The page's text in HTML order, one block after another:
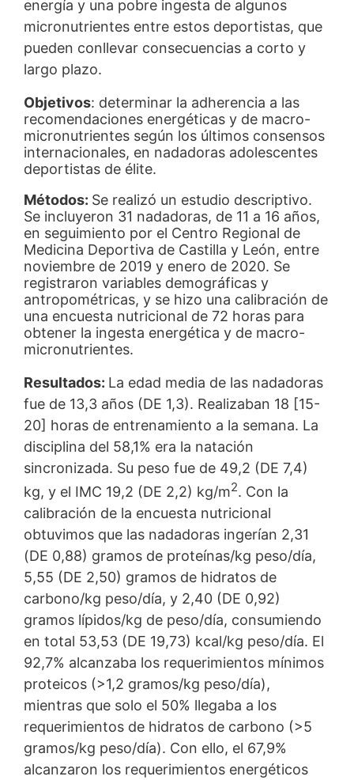
energía y una pobre ingesta de algunos
micronutrientes entre estos deportistas, que
pueden conllevar consecuencias a corto y
largo plazo.
Objetivos: determinar la adherencia a las
recomendaciones energéticas y de macro-
micronutrientes según los últimos consensos
internacionales, en nadadoras adolescentes
deportistas de élite.
Métodos: Se realizó un estudio descriptivo.
Se incluyeron 31 nadadoras, de 11 a 16 años,
en seguimiento por el Centro Regional de
Medicina Deportiva de Castilla y León, entre
noviembre de 2019 y enero de 2020. Se
registraron variables demográficas y
antropométricas, y se hizo una calibración de
una encuesta nutricional de 72 horas para
obtener la ingesta energética y de macro-
micronutrientes.
Resultados: La edad media de las nadadoras
fue de 13,3 años (DE 1,3). Realizaban 18 [15-
20] horas de entrenamiento a la semana. La
disciplina del 58,1% era la natación
sincronizada. Su peso fue de 49,2 (DE 7,4)
kg, y el IMC 19,2 (DE 2,2) kg/m2. Con la
calibración de la encuesta nutricional
obtuvimos que las nadadoras ingerían 2,31
(DE 0,88) gramos de proteínas/kg peso/día,
5,55 (DE 2,50) gramos de hidratos de
carbono/kg peso/día, y 2,40 (DE 0,92)
gramos lípidos/kg de peso/día, consumiendo
en total 53,53 (DE 19,73) kcal/kg peso/día. El
92,7% alcanzaba los requerimientos mínimos
proteicos (>1,2 gramos/kg peso/día),
mientras que solo el 50% llegaba a los
requerimientos de hidratos de carbono (>5
gramos/kg peso/día). Con ello, el 67,9%
alcanzaron los requerimientos energéticos